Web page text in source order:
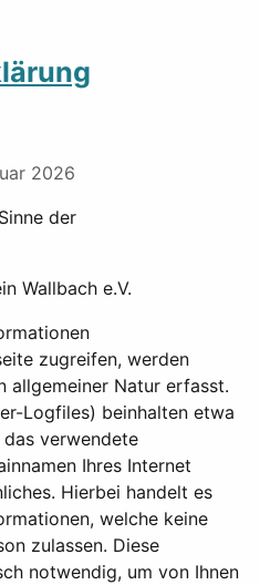
2026
der
Wallbach e.V.
zugreifen, werden
allgemeiner Natur erfasst.
Logfiles) beinhalten etwa
verwendete
Ihres Internet
Hierbei handelt es
welche keine
zulassen. Diese
notwendig, um von Ihnen